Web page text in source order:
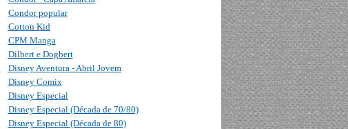
Condor popular
Cotton Kid
CPM Manga
Dilbert e Dogbert
Disney Aventura - Abril Jovem
Disney Comix
Disney Especial
Disney Especial (Década de 70/80)
Disney Especial (Década de 80)